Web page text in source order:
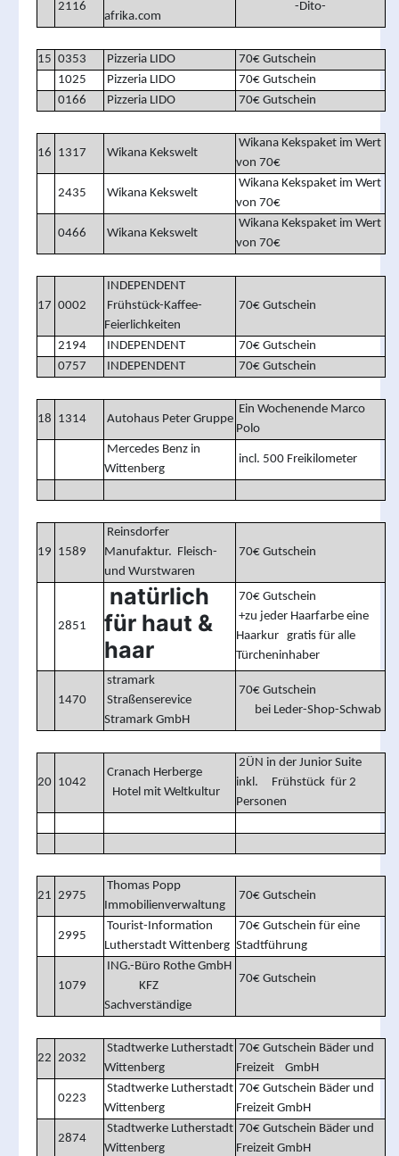
2116
afrika.com
-Dito-
15 0353 Pizzeria LIDO
70€ Gutschein
1025
Pizzeria LIDO
70€ Gutschein
0166
Pizzeria LIDO 70€ Gutschein
16 1317 Wikana Kekswelt
Wikana Kekspaket im Wert
von 70€
2435 Wikana Kekswelt
Wikana Kekspaket im Wert
von 70€
0466 Wikana Kekswelt
Wikana Kekspaket im Wert
von 70€
17 0002
INDEPENDENT
Frühstück-Kaffee-
Feierlichkeiten
70€ Gutschein
2194 INDEPENDENT
70€ Gutschein
0757
INDEPENDENT 70€ Gutschein
18 1314 Autohaus Peter Gruppe
Ein Wochenende Marco
Polo
Mercedes Benz in
Wittenberg
incl. 500 Freikilometer
19 1589
Reinsdorfer
Manufaktur. Fleisch-
und Wurstwaren
70€ Gutschein
2851
natürlich
für haut &
haar
70€ Gutschein
+zu jeder Haarfarbe eine
Haarkur gratis für alle
Türcheninhaber
1470
stramark
Straßenserevice
Stramark GmbH
70€ Gutschein
bei Leder-Shop-Schwab
20 1042
Cranach Herberge
Hotel mit Weltkultur
2ÜN in der Junior Suite
inkl. Frühstück für 2
Personen
21 2975
Thomas Popp
Immobilienverwaltung
70€ Gutschein
2995
Tourist-Information
Lutherstadt Wittenberg
70€ Gutschein für eine
Stadtführung
1079
ING.-Büro Rothe GmbH
KFZ
Sachverständige
70€ Gutschein
22 2032
Stadtwerke Lutherstadt
Wittenberg
70€ Gutschein Bäder und
Freizeit GmbH
0223
Stadtwerke Lutherstadt
Wittenberg
70€ Gutschein Bäder und
Freizeit GmbH
2874
Stadtwerke Lutherstadt
Wittenberg
70€ Gutschein Bäder und
Freizeit GmbH